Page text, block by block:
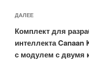
Следующая
запись
ДАЛЕЕ
Комплект для
интеллекта Canaan
с модулем с двумя